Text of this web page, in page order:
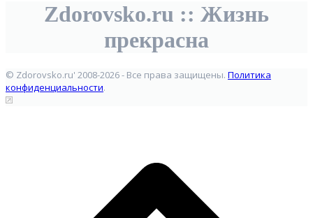
Zdorovsko.ru :: Жизнь
прекрасна
© Zdorovsko.ru' 2008-2026 - Все права защищены. Политика
конфиденциальности.